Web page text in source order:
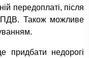
передоплаті, після
ПДВ. Також можливе
недорогі